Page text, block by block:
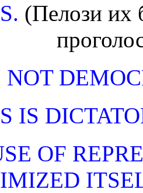
(Пелози их
NOT
IS
OF